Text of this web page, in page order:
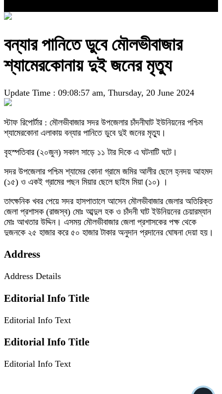
বন্যার পানিতে ডুবে মৌলভীবাজার
শ্যামেরকোনায় দুই জনের মৃত্যু
Update Time : 09:08:57 am, Thursday, 20 June 2024
স্টাফ রিপোর্টার : মৌলভীবাজার সদর উপজেলার চাঁদনীঘাট ইউনিয়নের পশ্চিম
শ্যামেরকোনা এলাকায় বন্যার পানিতে ডুবে দুই জনের মৃত্যু।
বৃহস্পতিবার (২০জুন) সকাল সাড়ে ১১ টার দিকে এ ঘটনাটি ঘটে।
সদর উপজেলার পশ্চিম শ্যামের কোনা গ্রামে জমির আলীর ছেলে হ্নদয় আহমদ
(১৫) ও একই গ্রামের পছন মিয়ার ছেলে ছাইম মিয়া (১০) ।
তাৎক্ষনিক খবর পেয়ে সদর হাসপাতালে আসেন মৌলভীবাজার জেলার অতিরিক্ত
জেলা প্রশাসক (রাজস্ব) মোঃ আব্দুল হক ও চাঁদনী ঘাট ইউনিয়নের চেয়ারম্যান
মোঃ আখতার উদ্দিন। এসময় মৌলভীবাজার জেলা প্রশাসকের পক্ষ থেকে
দুজনকে ২৫ হাজার করে ৫০ হাজার টাকার অনুদান প্রদানের ঘোষনা দেয়া হয়।
Address
Address Details
Editorial Info Title
Editorial Info Text
Editorial Info Title
Editorial Info Text